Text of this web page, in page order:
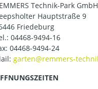
Technik-Park GmbH
Hauptstraße 9
Friedeburg
04468-9494-16
04468-9494-24